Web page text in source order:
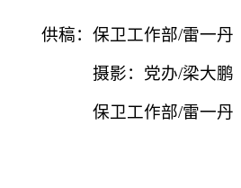
供稿：保卫工作部/雷一丹
摄影：党办/梁大鹏
保卫工作部/雷一丹